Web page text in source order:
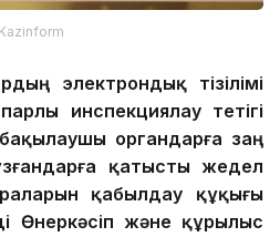
электрондық тізілімі
инспекциялау тетігі
органдарға заң
қатысты жедел
қабылдау құқығы
Өнеркәсіп және құрылыс